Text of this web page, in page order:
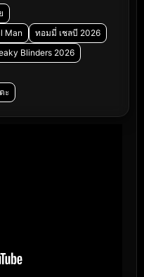
Man
ทอมมี่ เชลบี 2026
Blinders 2026
ะ